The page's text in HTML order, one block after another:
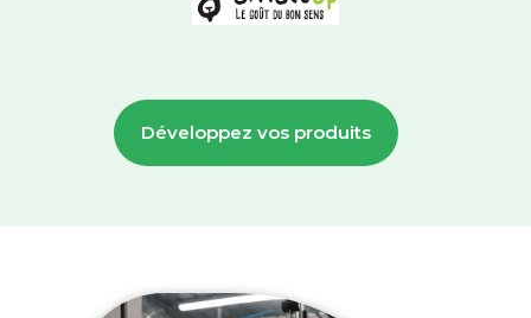
Développez vos produits